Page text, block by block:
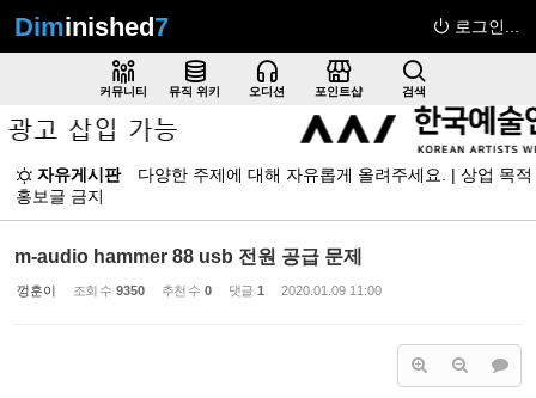
Diminished7 로그인...
커뮤니티 뮤직 위키 오디션 포인트샵 검색
자유게시판
다양한 주제에 대해 자유롭게 올려주세요. | 상업 목적
홍보글 금지
m-audio hammer 88 usb 전원 공급 문제
껑훈이 조회 수 9350 추천 수 0 댓글 1 2020.01.09 11:00
Sketchbook5, 스케치북5
Sketchbook5, 스케치북5